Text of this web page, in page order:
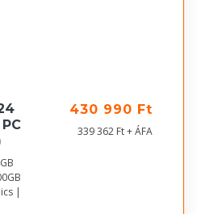
|
430 990 Ft
339 362 Ft + ÁFA